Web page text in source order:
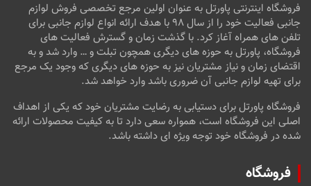
فروشگاه اینترنتی پاورتل به عنوان اولین مرجع تخصصی فروش لوازم
جانبی فعالیت خود را از سال ۹۸ با هدف ارائه انواع لوازم جانبی برای
تلفن های همراه آغاز کرد. با گذشت زمان و گسترش فعالیت های
فروشگاه، پاورتل به حوزه های دیگری همچون تبلت و … وارد شد و به
اقتضای زمان و نیاز مشتریان نیز به حوزه های دیگری که وجود یک مرجع
برای تهیه لوازم جانبی آن ضروری باشد وارد خواهد شد.
فروشگاه پاورتل برای دستیابی به رضایت مشتریان خود که یکی از اهداف
اصلی این فروشگاه است، همواره سعی دارد تا به کیفیت محصولات ارائه
شده در فروشگاه خود توجه ویژه ای داشته باشد.
فروشگاه